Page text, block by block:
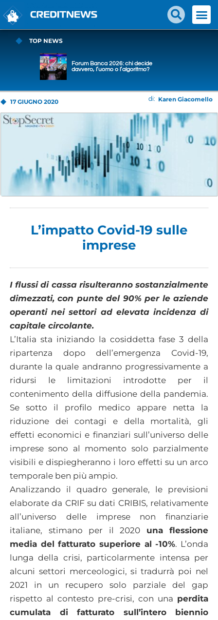
TOP NEWS
Forum Banca 2026: chi decide
davvero, l’uomo o l’algoritmo?
17 GIUGNO 2020 di: Karen Giacomello
L’impatto Covid-19 sulle
imprese
I flussi di cassa risulteranno sostanzialmente
dimezzati, con punte del 90% per le aziende
operanti nei settori ad elevata incidenza di
capitale circolante.
L’Italia sta iniziando la cosiddetta fase 3 della
ripartenza dopo dell’emergenza Covid-19,
durante la quale andranno progressivamente a
ridursi le limitazioni introdotte per il
contenimento della diffusione della pandemia.
Se sotto il profilo medico appare netta la
riduzione dei contagi e della mortalità, gli
effetti economici e finanziari sull’universo delle
imprese sono al momento solo parzialmente
visibili e dispiegheranno i loro effetti su un arco
temporale ben più ampio.
Analizzando il quadro generale, le previsioni
elaborate da CRIF su dati CRIBIS, relativamente
all’universo delle imprese non finanziarie
italiane, stimano per il 2020 una flessione
media del fatturato superiore al -10%. L’onda
lunga della crisi, particolarmente intensa per
alcuni settori merceologici, si tradurrà poi nel
2021 in un recupero solo parziale del gap
rispetto al contesto pre-crisi, con una perdita
cumulata di fatturato sull’intero biennio